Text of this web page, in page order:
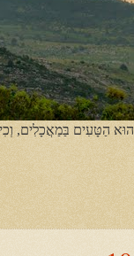
הַטָּעִים בַּמַאֲכָלִים,